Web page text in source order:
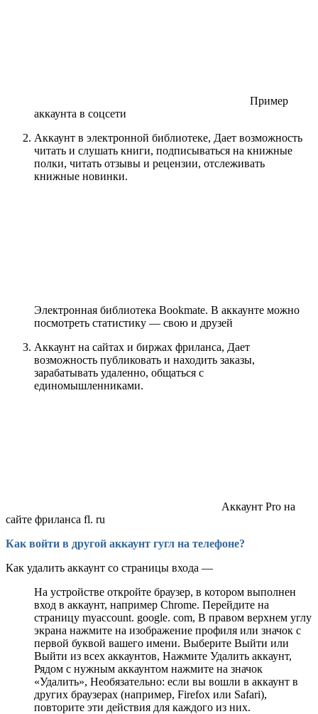
Пример
аккаунта в соцсети
Аккаунт в электронной библиотеке, Дает возможность
читать и слушать книги, подписываться на книжные
полки, читать отзывы и рецензии, отслеживать
книжные новинки.
Электронная библиотека Bookmate. В аккаунте можно
посмотреть статистику — свою и друзей
Аккаунт на сайтах и биржах фриланса, Дает
возможность публиковать и находить заказы,
зарабатывать удаленно, общаться с
единомышленниками.
Аккаунт Pro на
сайте фриланса fl. ru
Как войти в другой аккаунт гугл на телефоне?
Как удалить аккаунт со страницы входа —
На устройстве откройте браузер, в котором выполнен
вход в аккаунт, например Chrome. Перейдите на
страницу myaccount. google. com, В правом верхнем углу
экрана нажмите на изображение профиля или значок с
первой буквой вашего имени. Выберите Выйти или
Выйти из всех аккаунтов, Нажмите Удалить аккаунт,
Рядом с нужным аккаунтом нажмите на значок
«Удалить», Необязательно: если вы вошли в аккаунт в
других браузерах (например, Firefox или Safari),
повторите эти действия для каждого из них.